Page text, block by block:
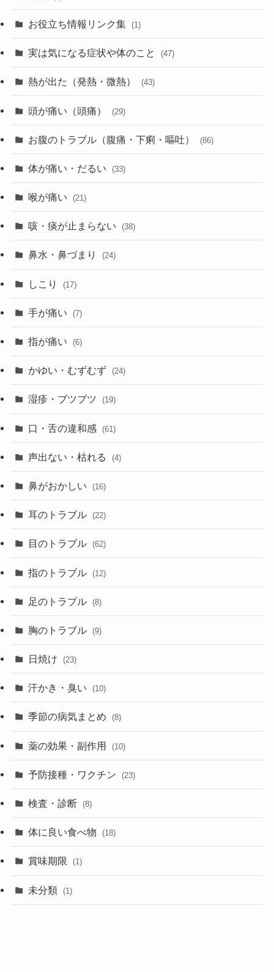
お役立ち情報リンク集 (1)
実は気になる症状や体のこと (47)
熱が出た（発熱・微熱） (43)
頭が痛い（頭痛） (29)
お腹のトラブル（腹痛・下痢・嘔吐） (86)
体が痛い・だるい (33)
喉が痛い (21)
咳・痰が止まらない (38)
鼻水・鼻づまり (24)
しこり (17)
手が痛い (7)
指が痛い (6)
かゆい・むずむず (24)
湿疹・ブツブツ (19)
口・舌の違和感 (61)
声出ない・枯れる (4)
鼻がおかしい (16)
耳のトラブル (22)
目のトラブル (62)
指のトラブル (12)
足のトラブル (8)
胸のトラブル (9)
日焼け (23)
汗かき・臭い (10)
季節の病気まとめ (8)
薬の効果・副作用 (10)
予防接種・ワクチン (23)
検査・診断 (8)
体に良い食べ物 (18)
賞味期限 (1)
未分類 (1)